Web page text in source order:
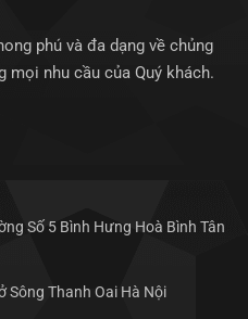
phú và đa dạng về chủng
mọi nhu cầu của Quý khách.
Số 5 Bình Hưng Hoà Bình Tân
Sông Thanh Oai Hà Nội